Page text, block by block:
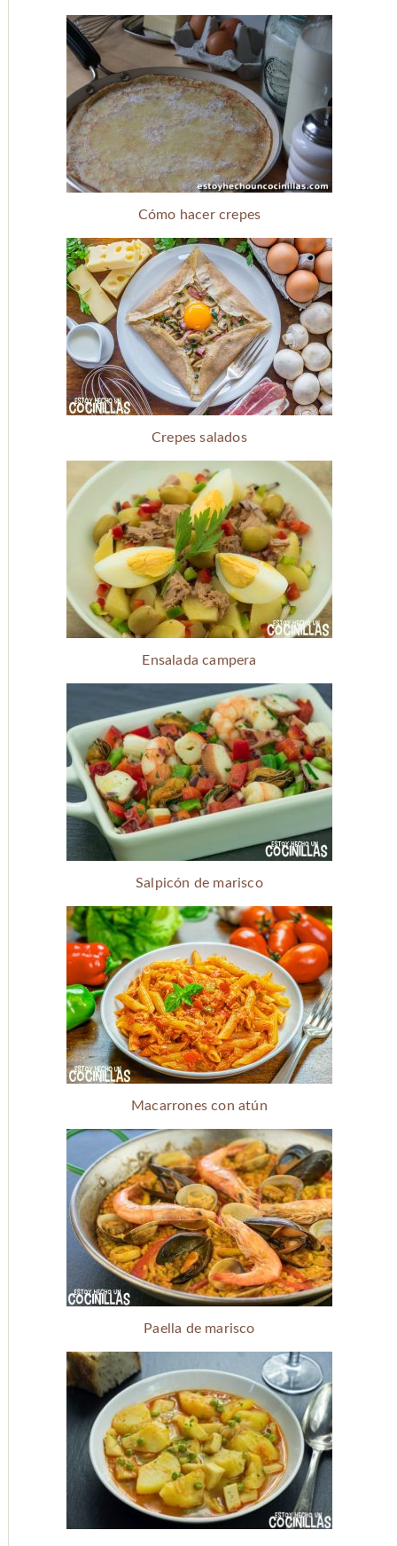
Cómo hacer crepes
Crepes salados
Ensalada campera
Salpicón de marisco
Macarrones con atún
Paella de marisco